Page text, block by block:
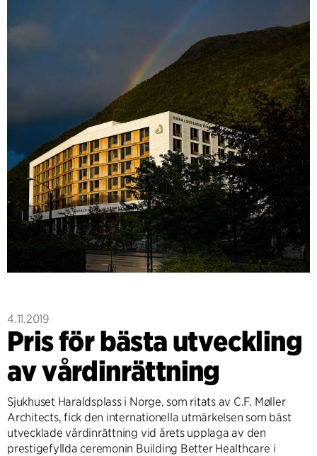
4.11.2019
Pris för bästa utveckling
av vårdinrättning
Sjukhuset Haraldsplass i Norge, som ritats av C.F. Møller
Architects, fick den internationella utmärkelsen som bäst
utvecklade vårdinrättning vid årets upplaga av den
prestigefyllda ceremonin Building Better Healthcare i